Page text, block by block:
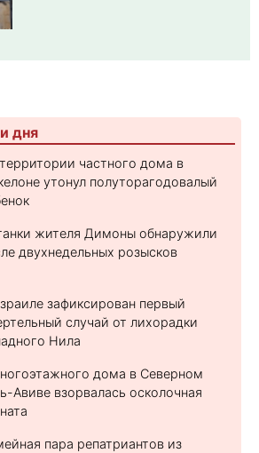
дня
частного дома в
утонул полуторагодовалый
жителя Димоны обнаружили
двухнедельных розысков
зафиксирован первый
случай от лихорадки
Нила
дома в Северном
Авиве взорвалась осколочная
пара репатриантов из